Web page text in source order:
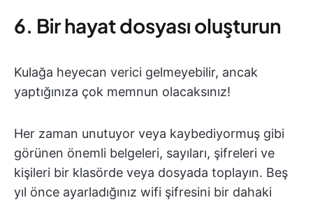
6. Bir hayat dosyası oluşturun
Kulağa heyecan verici gelmeyebilir, ancak
yaptığınıza çok memnun olacaksınız!
Her zaman unutuyor veya kaybediyormuş gibi
görünen önemli belgeleri, sayıları, şifreleri ve
kişileri bir klasörde veya dosyada toplayın. Beş
yıl önce ayarladığınız wifi şifresini bir dahaki